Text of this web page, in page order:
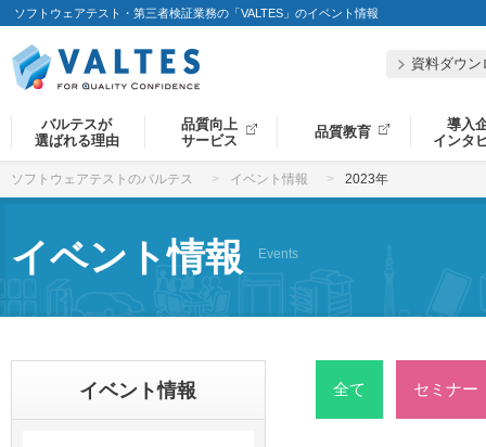
ソフトウェアテスト・第三者検証業務の「VALTES」のイベント情報
資料ダウン
バルテスが
選ばれる理由
品質向上
サービス
品質教育
導入
インタ
ソフトウェアテストのバルテス イベント情報 2023年
イベント情報 Events
全て セミナー
イベント情報